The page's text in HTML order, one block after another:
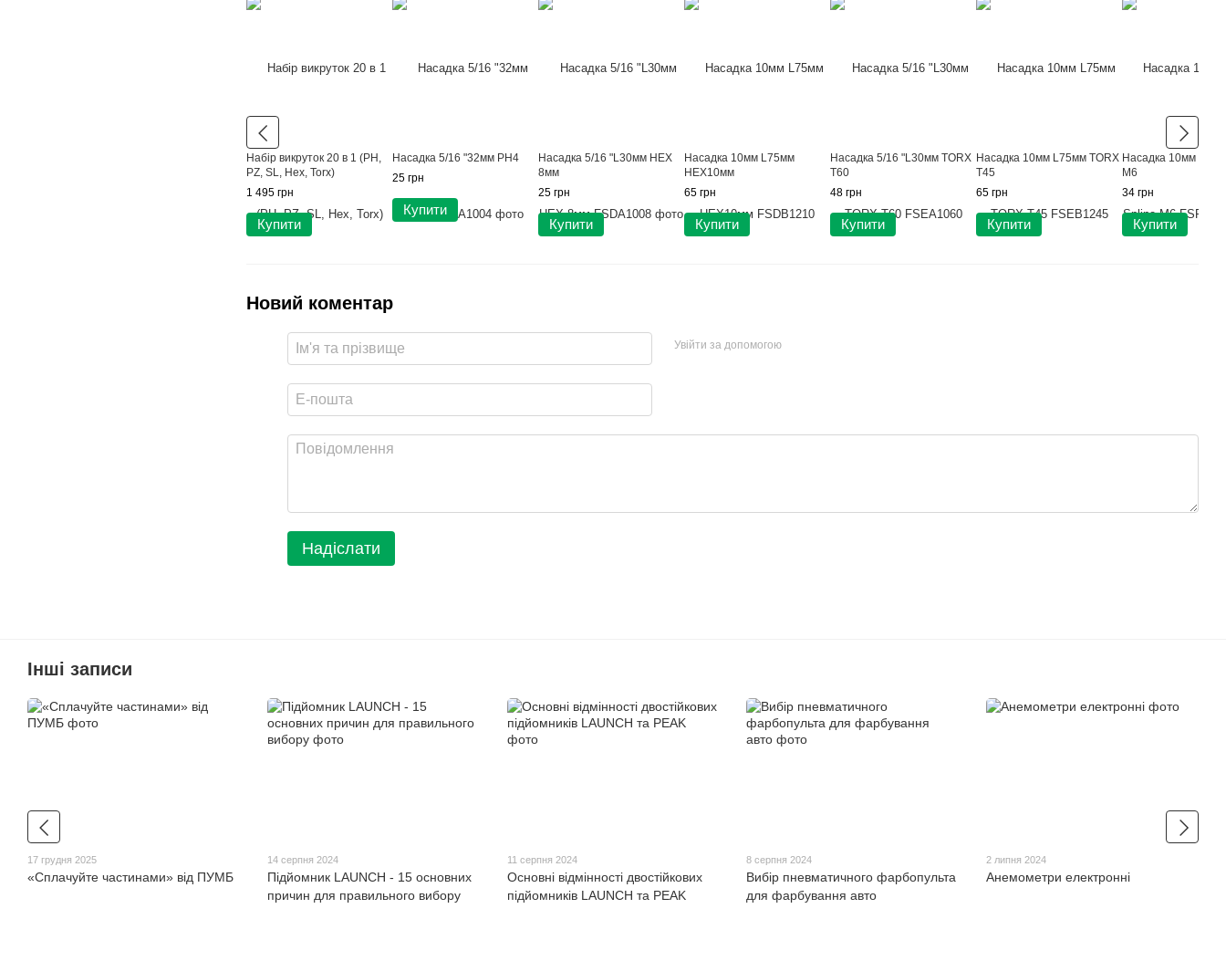
Набір викруток 20 в 1 (PH,
PZ, SL, Hex, Torx)
1 495 грн
Купити
Насадка 5/16 "32мм PH4
25 грн
Купити
Насадка 5/16 "L30мм HEX
8мм
25 грн
Купити
Насадка 10мм L75мм
HEX10мм
65 грн
Купити
Насадка 5/16 "L30мм TORX
T60
48 грн
Купити
Насадка 10мм L75мм TORX
T45
65 грн
Купити
Насадка 10мм
M6
34 грн
Купити
Новий коментар
Увійти за допомогою
Надіслати
Інші записи
17 грудня 2025
«Сплачуйте частинами» від ПУМБ
14 серпня 2024
Підйомник LAUNCH - 15 основних
причин для правильного вибору
11 серпня 2024
Основні відмінності двостійкових
підйомників LAUNCH та PEAK
8 серпня 2024
Вибір пневматичного фарбопульта
для фарбування авто
2 липня 2024
Анемометри електронні